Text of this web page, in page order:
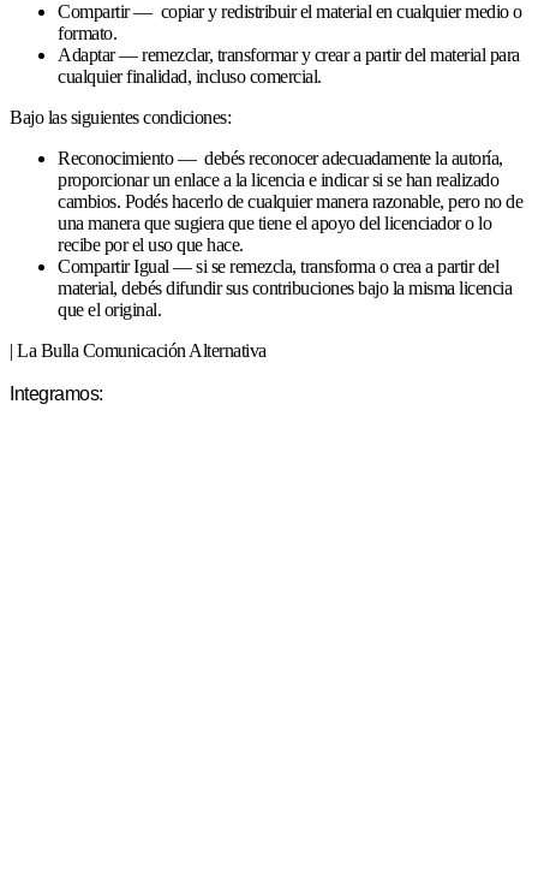
Compartir — copiar y redistribuir el material en cualquier medio o
formato.
Adaptar — remezclar, transformar y crear a partir del material para
cualquier finalidad, incluso comercial.
Bajo las siguientes condiciones:
Reconocimiento — debés reconocer adecuadamente la autoría,
proporcionar un enlace a la licencia e indicar si se han realizado
cambios. Podés hacerlo de cualquier manera razonable, pero no de
una manera que sugiera que tiene el apoyo del licenciador o lo
recibe por el uso que hace.
Compartir Igual — si se remezcla, transforma o crea a partir del
material, debés difundir sus contribuciones bajo la misma licencia
que el original.
| La Bulla Comunicación Alternativa
Integramos: